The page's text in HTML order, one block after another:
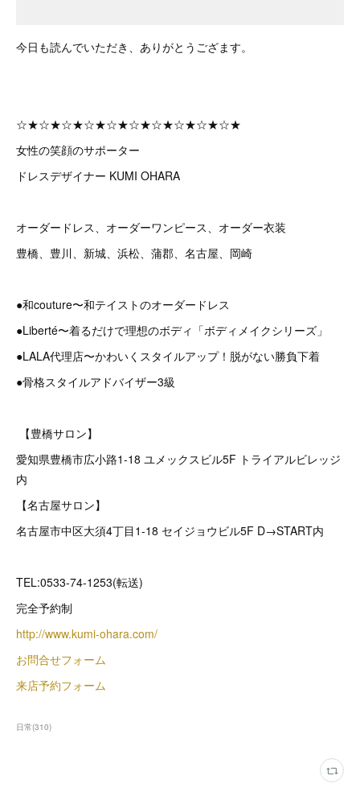
今日も読んでいただき、ありがとうござます。
☆★☆★☆★☆★☆★☆★☆★☆★☆★☆★
女性の笑顔のサポーター
ドレスデザイナー KUMI OHARA
オーダードレス、オーダーワンピース、オーダー衣装
豊橋、豊川、新城、浜松、蒲郡、名古屋、岡崎
●和couture〜和テイストのオーダードレス
●Liberté〜着るだけで理想のボディ「ボディメイクシリーズ」
●LALA代理店〜かわいくスタイルアップ！脱がない勝負下着
●骨格スタイルアドバイザー3級
【豊橋サロン】
愛知県豊橋市広小路1-18 ユメックスビル5F トライアルビレッジ
内
【名古屋サロン】
名古屋市中区大須4丁目1-18 セイジョウビル5F D→START内
TEL:0533-74-1253(転送)
完全予約制
http://www.kumi-ohara.com/
お問合せフォーム
来店予約フォーム
日常(310)